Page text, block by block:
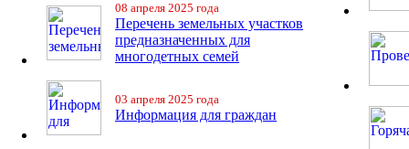
08 апреля 2025 года
Перечень земельных участков
предназначенных для
многодетных семей
03 апреля 2025 года
Информация для граждан